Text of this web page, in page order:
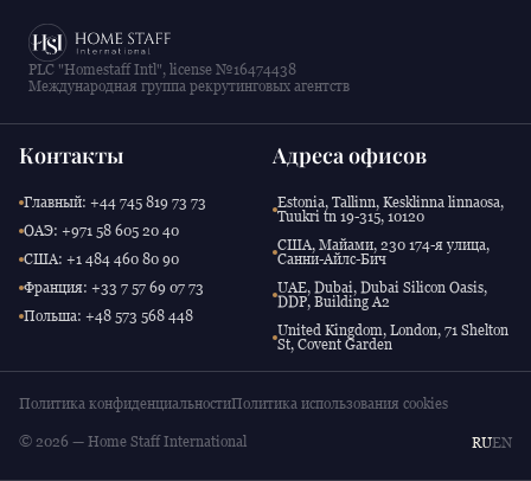
PLC "Homestaff Intl", license №16474438
Международная группа рекрутинговых агентств
Контакты
Главный: +44 745 819 73 73
ОАЭ: +971 58 605 20 40
США: +1 484 460 80 90
Франция: +33 7 57 69 07 73
Польша: +48 573 568 448
Адреса офисов
Estonia, Tallinn, Kesklinna linnaosa,
Tuukri tn 19-315, 10120
США, Майами, 230 174-я улица,
Санни-Айлс-Бич
UAE, Dubai, Dubai Silicon Oasis,
DDP, Building A2
United Kingdom, London, 71 Shelton
St, Covent Garden
Политика конфиденциальностиПолитика использования cookies
© 2026 — Home Staff International RUEN